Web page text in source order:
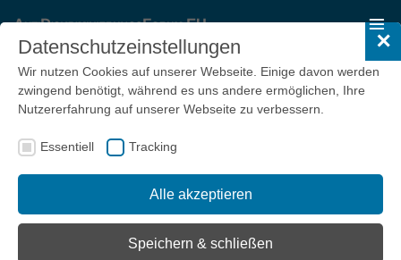
Kontakt
Antidiskriminierungsforum.EU
Postfach 10 11 51
70010 Stuttgart
Volker Kaufmann
E-Mail:
kaufmann.v(at)diakonie-wuerttemberg.de(Allgemeines)
✕
Datenschutzeinstellungen
Wir nutzen Cookies auf unserer Webseite. Einige davon werden
zwingend benötigt, während es uns andere ermöglichen, Ihre
Nutzererfahrung auf unserer Webseite zu verbessern.
Essentiell Tracking
Alle akzeptieren
Speichern & schließen